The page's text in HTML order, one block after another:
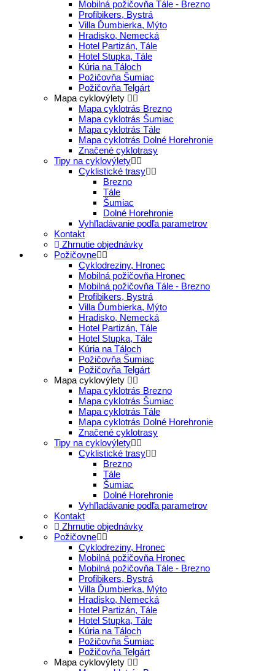
Mobilná požičovňa Tále - Brezno
Profibikers, Bystrá
Villa Ďumbierka, Mýto
Hradisko, Nemecká
Hotel Partizán, Tále
Hotel Stupka, Tále
Kúria na Táloch
Požičovňa Šumiac
Požičovňa Telgárt
Mapa cyklovýlety
Mapa cyklotrás Brezno
Mapa cyklotrás Šumiac
Mapa cyklotrás Tále
Mapa cyklotrás Dolné Horehronie
Značené cyklotrasy
Tipy na cyklovýlety
Cyklistické trasy
Brezno
Tále
Šumiac
Dolné Horehronie
Vyhľladávanie podľa parametrov
Kontakt
Zhrnutie objednávky
Požičovne
Cyklodreziny, Hronec
Mobilná požičovňa Hronec
Mobilná požičovňa Tále - Brezno
Profibikers, Bystrá
Villa Ďumbierka, Mýto
Hradisko, Nemecká
Hotel Partizán, Tále
Hotel Stupka, Tále
Kúria na Táloch
Požičovňa Šumiac
Požičovňa Telgárt
Mapa cyklovýlety
Mapa cyklotrás Brezno
Mapa cyklotrás Šumiac
Mapa cyklotrás Tále
Mapa cyklotrás Dolné Horehronie
Značené cyklotrasy
Tipy na cyklovýlety
Cyklistické trasy
Brezno
Tále
Šumiac
Dolné Horehronie
Vyhľladávanie podľa parametrov
Kontakt
Zhrnutie objednávky
Požičovne
Cyklodreziny, Hronec
Mobilná požičovňa Hronec
Mobilná požičovňa Tále - Brezno
Profibikers, Bystrá
Villa Ďumbierka, Mýto
Hradisko, Nemecká
Hotel Partizán, Tále
Hotel Stupka, Tále
Kúria na Táloch
Požičovňa Šumiac
Požičovňa Telgárt
Mapa cyklovýlety